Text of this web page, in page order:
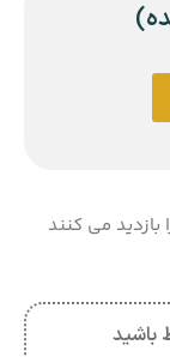
می کنند
باشید